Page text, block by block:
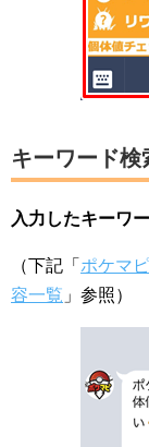
キーワード検
入力したキーワ
（下記「ポケマ
容一覧 」参照）